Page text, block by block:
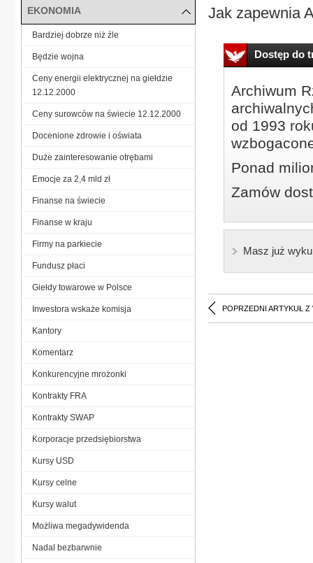
Jak zapewnia
Dostęp do
Archiwum
od 1993
Ponad
Zamów
Masz już
POPRZEDNI ARTYKUŁ Z
EKONOMIA
Bardziej dobrze niż źle
Będzie wojna
Ceny energii elektrycznej na giełdzie
12.12.2000
Ceny surowców na świecie 12.12.2000
Docenione zdrowie i oświata
Duże zainteresowanie otrębami
Emocje za 2,4 mld zł
Finanse na świecie
Finanse w kraju
Firmy na parkiecie
Fundusz płaci
Giełdy towarowe w Polsce
Inwestora wskaże komisja
Kantory
Komentarz
Konkurencyjne mrożonki
Kontrakty FRA
Kontrakty SWAP
Korporacje przedsiębiorstwa
Kursy USD
Kursy celne
Kursy walut
Możliwa megadywidenda
Nadal bezbarwnie